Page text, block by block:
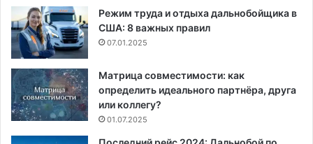
Режим труда и отдыха дальнобойщика в
США: 8 важных правил
07.01.2025
Матрица совместимости: как
определить идеального партнёра, друга
или коллегу?
01.07.2025